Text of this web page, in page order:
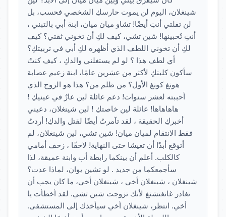
شينغلان، اليوم لن يموت حارسكِ الشخصي فحسب، بل
لن تفلتي أنتِ أيضًا! تشاو ميان ميان، ابنة أبي بالتبني ،
أنتِ تُحبينها! شين تشي، كيف لكِ أن تخوني ثقتي؟ كيف
لكِ أن تخوني اللطف الذي أظهره لكِ أبي في تربيتكِ؟
أي لطف هذا ؟ لو لم يستغلني والدكِ ، كيف كنتُ
سأكون كلبتكِ لأكثر من عشرين عامًا، ابنة زعيم عصابة
هونغ كونغ الأول؟ من ظلم من؟ هذا هو الزوج الذي
أحببته لعشر سنوات! دعم عائلة لين عارٌ في عينيكِ !
هاهاهاها! عائلة لين خاصتكِ ! لين شينغلان، دعيني
أخبركِ الحقيقة ، لقد تآمرتُ أيضًا لقتل والدكِ! أردتُ
فقط الانتقام لميان ميان! شين تشي، لين شينغلان، لم
أتوقع أبدًا أن تعيشا حتى النهاية! لاحقًا ، زحف أمامي
كالكلب. أعلم أن بينكما رابطة أب وابنة عميقة، لذا
سأجمعكما من جديد . لو تشين يوان، لماذا عدت؟
شينغلان ، شينغلان أخي ، شينغلان أخي، ما كان يجب أن
تغادر غانغتشنغ لأنك تزوجت شين تشي. لقد أخطأت يا
أخي. انتظر، شينغلان أخي سيأخذك إلى المستشفى.